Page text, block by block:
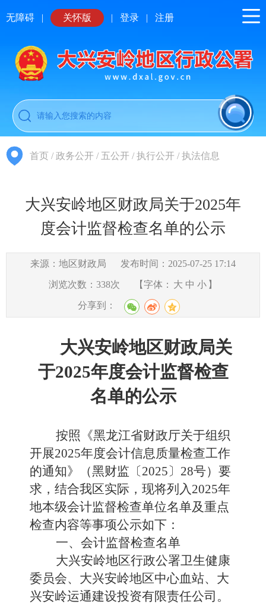
无障碍 | 关怀版 | 登录 | 注册
首页 /政务公开 / 五公开 /执行公开 /执法信息
大兴安岭地区财政局关于2025年
度会计监督检查名单的公示
来源：地区财政局 发布时间：2025-07-25 17:14
浏览次数： 338次 【字体： 大 中 小 】
分享到：
大兴安岭地区财政局关
于2025年度会计监督检查
名单的公示
按照《黑龙江省财政厅关于组织
开展2025年度会计信息质量检查工作
的通知》（黑财监〔2025〕28号）要
求，结合我区实际，现将列入2025年
地本级会计监督检查单位名单及重点
检查内容等事项公示如下：
一、会计监督检查名单
大兴安岭地区行政公署卫生健康
委员会、大兴安岭地区中心血站、大
兴安岭运通建设投资有限责任公司。